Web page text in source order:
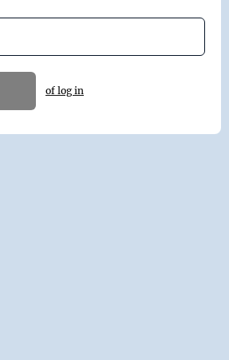
of log in